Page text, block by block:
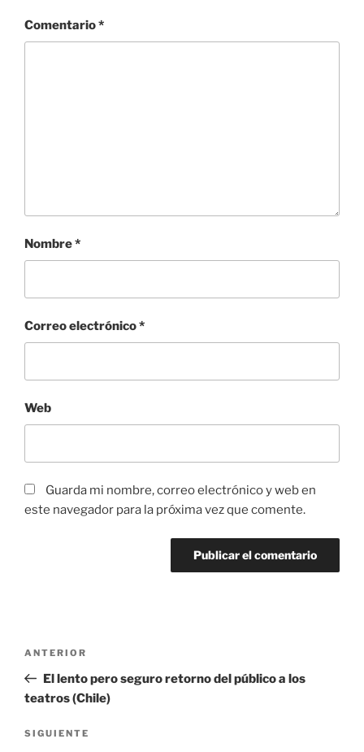
Comentario*
Nombre*
Correo electrónico*
Web
Guarda mi nombre, correo electrónico y web en
este navegador para la próxima vez que comente.
entradas
Entrada
anterior:
ANTERIOR
El lento pero seguro retorno del público a los
teatros (Chile)
Siguiente
SIGUIENTE